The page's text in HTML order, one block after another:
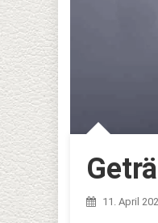
11. April